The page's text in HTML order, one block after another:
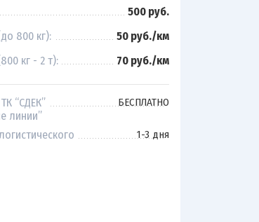
500 руб.
800 кг):
50 руб./км
кг - 2 т):
70 руб./км
“СДЕК”
линии”
БЕСПЛАТНО
1-3 дня